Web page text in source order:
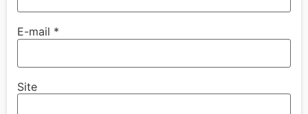
E-mail *
Site